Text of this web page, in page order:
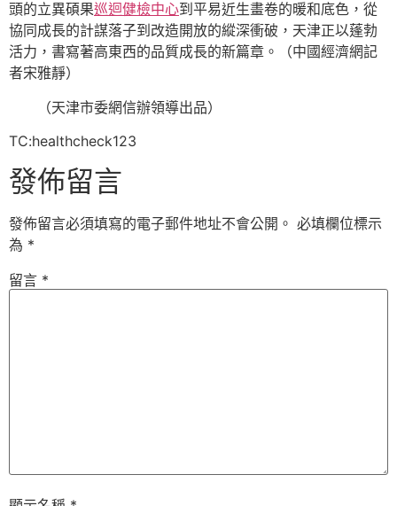
頭的立異碩果巡迴健檢中心到平易近生畫卷的暖和底色，從
協同成長的計謀落子到改造開放的縱深衝破，天津正以蓬勃
活力，書寫著高東西的品質成長的新篇章。（中國經濟網記
者宋雅靜）
（天津市委網信辦領導出品）
TC:healthcheck123
發佈留言
發佈留言必須填寫的電子郵件地址不會公開。 必填欄位標示
為 *
留言 *